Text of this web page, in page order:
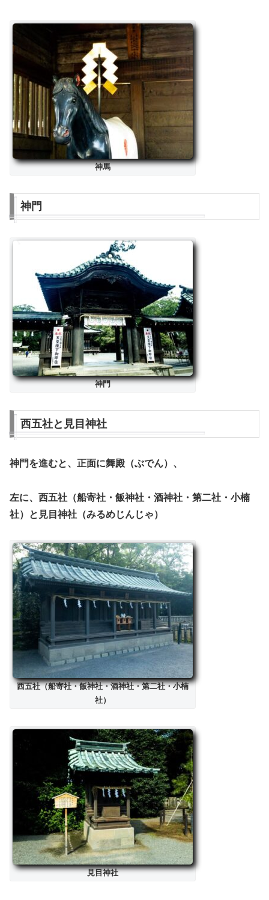
神馬
神門
神門
西五社と見目神社
神門を進むと、正面に舞殿（ぶでん）、
左に、西五社（船寄社・飯神社・酒神社・第二社・小楠
社）と見目神社（みるめじんじゃ）
西五社（船寄社・飯神社・酒神社・第二社・小楠
社）
見目神社